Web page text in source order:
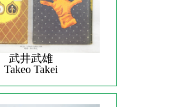
武井武雄
Takeo Takei